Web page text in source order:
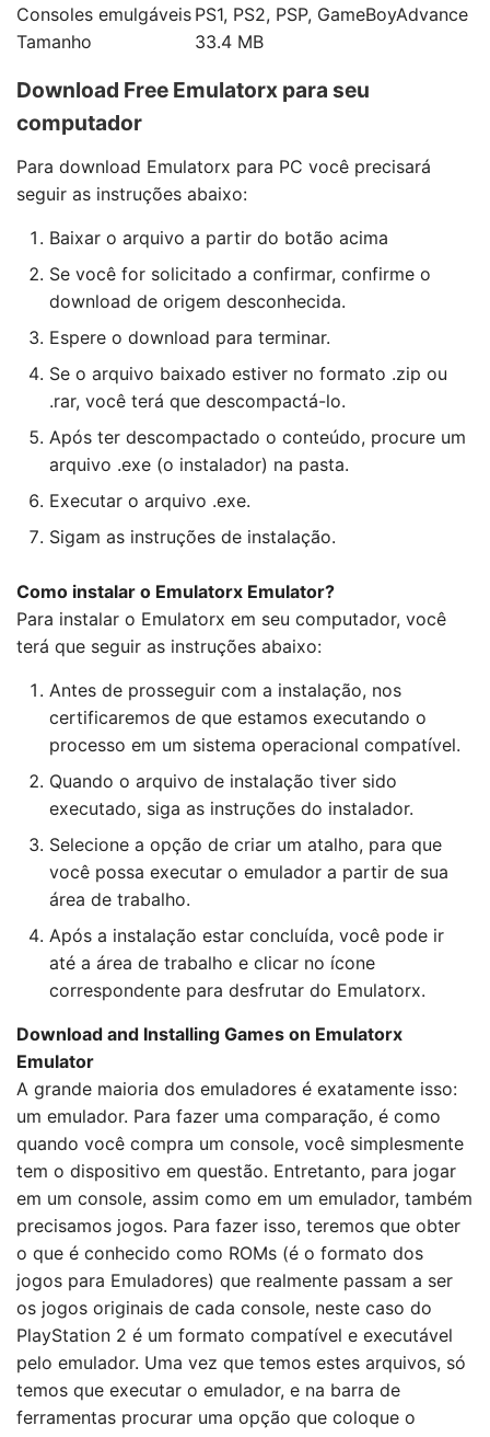
Consoles emulgáveis PS1, PS2, PSP, GameBoyAdvance
Tamanho
33.4 MB
Download Free Emulatorx para seu
computador
Para download Emulatorx para PC você precisará
seguir as instruções abaixo:
Baixar o arquivo a partir do botão acima
Se você for solicitado a confirmar, confirme o
download de origem desconhecida.
Espere o download para terminar.
Se o arquivo baixado estiver no formato .zip ou
.rar, você terá que descompactá-lo.
Após ter descompactado o conteúdo, procure um
arquivo .exe (o instalador) na pasta.
Executar o arquivo .exe.
Sigam as instruções de instalação.
Como instalar o Emulatorx Emulator?
Para instalar o Emulatorx em seu computador, você
terá que seguir as instruções abaixo:
Antes de prosseguir com a instalação, nos
certificaremos de que estamos executando o
processo em um sistema operacional compatível.
Quando o arquivo de instalação tiver sido
executado, siga as instruções do instalador.
Selecione a opção de criar um atalho, para que
você possa executar o emulador a partir de sua
área de trabalho.
Após a instalação estar concluída, você pode ir
até a área de trabalho e clicar no ícone
correspondente para desfrutar do Emulatorx.
Download and Installing Games on Emulatorx
Emulator
A grande maioria dos emuladores é exatamente isso:
um emulador. Para fazer uma comparação, é como
quando você compra um console, você simplesmente
tem o dispositivo em questão. Entretanto, para jogar
em um console, assim como em um emulador, também
precisamos jogos. Para fazer isso, teremos que obter
o que é conhecido como ROMs (é o formato dos
jogos para Emuladores) que realmente passam a ser
os jogos originais de cada console, neste caso do
PlayStation 2 é um formato compatível e executável
pelo emulador. Uma vez que temos estes arquivos, só
temos que executar o emulador, e na barra de
ferramentas procurar uma opção que coloque o